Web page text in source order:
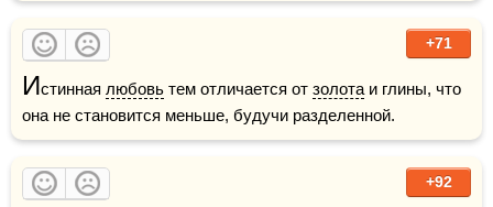
+71
Истинная любовь тем отличается от золота и глины, что
она не становится меньше, будучи разделенной.
+92